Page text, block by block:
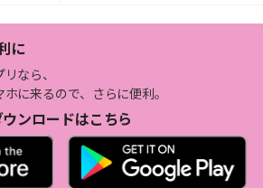
に
なら、
に来るので、さらに便利。
ウンロードはこちら